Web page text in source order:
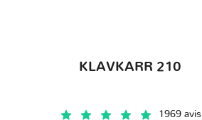
KLAVKARR 210
1969 avis